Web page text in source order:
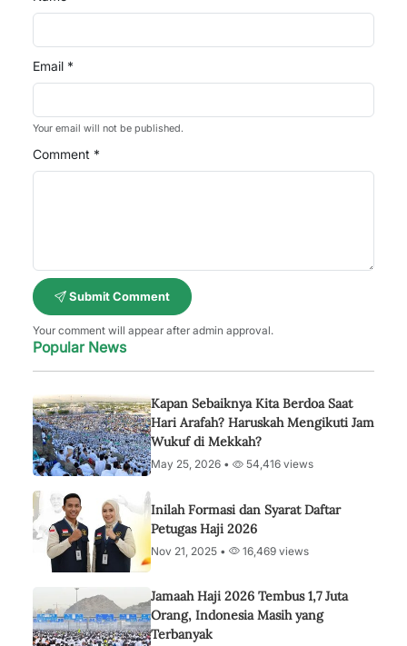
Email *
Your email will not be published.
Comment *
Submit Comment
Your comment will appear after admin approval.
Popular News
Kapan Sebaiknya Kita Berdoa Saat
Hari Arafah? Haruskah Mengikuti Jam
Wukuf di Mekkah?
May 25, 2026 • 54,416 views
Inilah Formasi dan Syarat Daftar
Petugas Haji 2026
Nov 21, 2025 • 16,469 views
Jamaah Haji 2026 Tembus 1,7 Juta
Orang, Indonesia Masih yang
Terbanyak